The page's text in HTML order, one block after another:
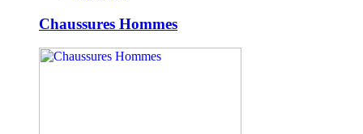
Chaussures Hommes